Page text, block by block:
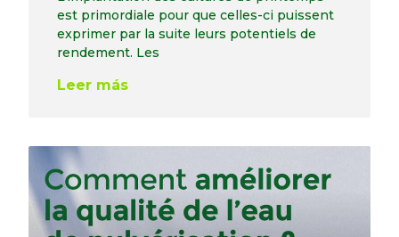
est primordiale pour que celles-ci puissent
exprimer par la suite leurs potentiels de
rendement. Les
Leer más